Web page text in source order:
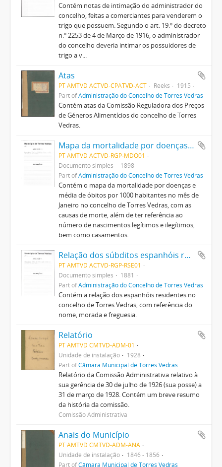
Contém notas de intimação do administrador do
concelho, feitas a comerciantes para venderem o
trigo que possuem. Segundo o art. 19.º do decreto
n.º 2253 de 4 de Março de 1916, o administrador
do concelho deveria intimar os possuidores de
trigo a v...
Atas
PT AMTVD ACTVD-CPATVD-ACT Reeks
1915
Part ofAdministração do Concelho de Torres Vedras
Contém atas da Comissão Reguladora dos Preços
de Géneros Alimentícios do concelho de Torres
Vedras.
Mapa da mortalidade por doenças e média de óbitos por 1000 habitantes
PT AMTVD ACTVD-RGP-MDO01
Documento simples
1898
Part ofAdministração do Concelho de Torres Vedras
Contém o mapa da mortalidade por doenças e
média de óbitos por 1000 habitantes no mês de
Janeiro no concelho de Torres Vedras, com as
causas de morte, além de ter referência ao
número de nascimentos legítimos e ilegítimos,
bem como casamentos.
Relação dos súbditos espanhóis residentes no concelho de Torres Vedras
PT AMTVD ACTVD-RGP-RSE01
Documento simples
1881
Part ofAdministração do Concelho de Torres Vedras
Contém a relação dos espanhóis residentes no
concelho de Torres Vedras, com referência do
nome, morada e freguesia.
Relatório
PT AMTVD CMTVD-ADM-01
Unidade de instalação
1928
Part ofCâmara Municipal de Torres Vedras
Relatório da Comissão Administrativa relativo à
sua gerência de 30 de julho de 1926 (sua posse) a
31 de março de 1928. Contém um breve resumo
da história da comissão.
Comissão Administrativa
Anais do Município
PT AMTVD CMTVD-ADM-ANA
Unidade de instalação
1846 - 1856
Part ofCâmara Municipal de Torres Vedras